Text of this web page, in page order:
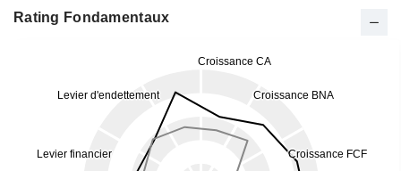
Rating Fondamentaux